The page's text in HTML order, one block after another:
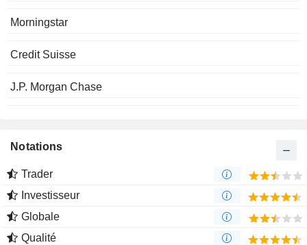
Morningstar
Credit Suisse
J.P. Morgan Chase
Notations
Trader
Investisseur
Globale
Qualité